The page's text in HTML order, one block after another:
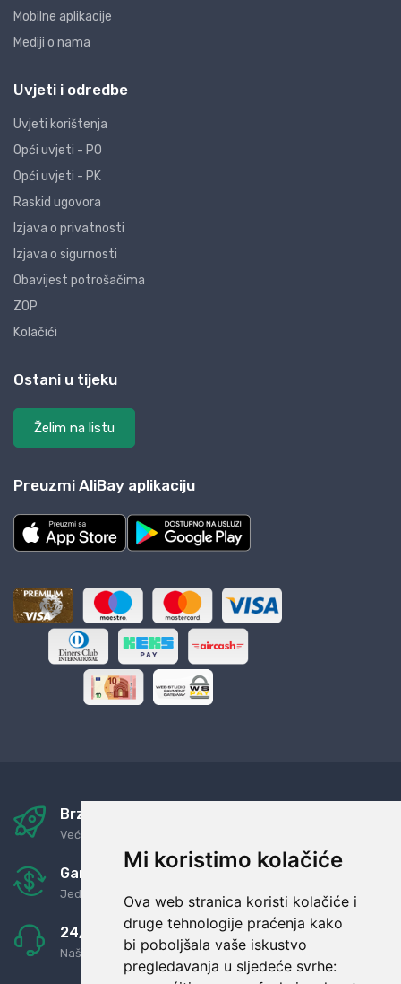
Mi koristimo kolačiće
Ova web stranica koristi kolačiće i
druge tehnologije praćenja kako
bi poboljšala vaše iskustvo
pregledavanja u sljedeće svrhe:
Mobilne aplikacije
Mediji o nama
Uvjeti i odredbe
Uvjeti korištenja
Opći uvjeti - PO
Opći uvjeti - PK
Raskid ugovora
Izjava o privatnosti
Izjava o sigurnosti
Obavijest potrošačima
ZOP
Kolačići
Ostani u tijeku
Želim na listu
Preuzmi AliBay aplikaciju
Brza i sigurna dostava
Već za nekoliko dana kod vas
Garancija u povrat novaca
Jednostavno pravilo: Roba za novac
24/7 odlična podrška
Naši agenti uvijek na raspolaganju